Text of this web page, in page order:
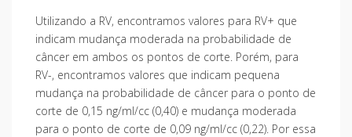
Utilizando a RV, encontramos valores para RV+ que
indicam mudança moderada na probabilidade de
câncer em ambos os pontos de corte. Porém, para
RV-, encontramos valores que indicam pequena
mudança na probabilidade de câncer para o ponto de
corte de 0,15 ng/ml/cc (0,40) e mudança moderada
para o ponto de corte de 0,09 ng/ml/cc (0,22). Por essa